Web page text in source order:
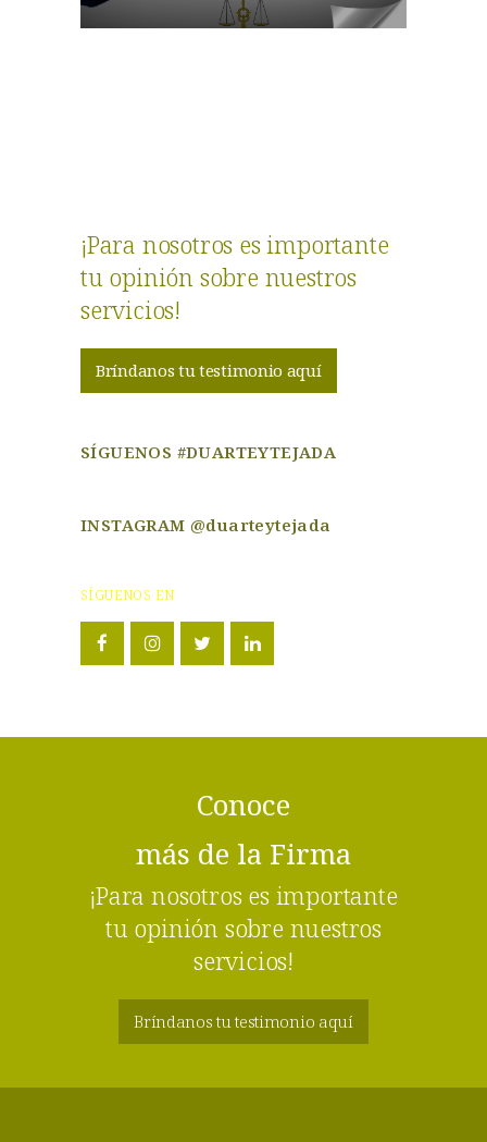
¡Para nosotros es importante
tu opinión sobre nuestros
servicios!
Bríndanos tu testimonio aquí
SÍGUENOS #DUARTEYTEJADA
INSTAGRAM @duarteytejada
SÍGUENOS EN
Conoce
más de la Firma
¡Para nosotros es importante
tu opinión sobre nuestros
servicios!
Bríndanos tu testimonio aquí